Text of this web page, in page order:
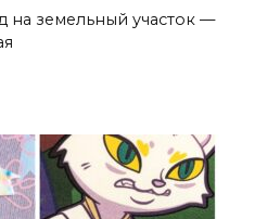
на земельный участок —